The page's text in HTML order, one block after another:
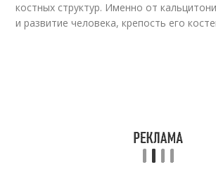
костных структур. Именно от
и развитие человека, крепость его